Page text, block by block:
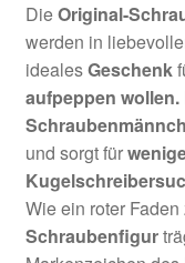
DieOriginal-
werden in
idealesGeschenk
aufpeppen wollen.
und sorgt für
Wie ein roter
Schraubenfigur